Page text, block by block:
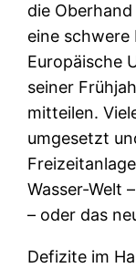
die Oberhand
eine schwere
Europäische
seiner
mitteilen.
umgesetzt
Wasser-Welt
– oder das
Defizite im